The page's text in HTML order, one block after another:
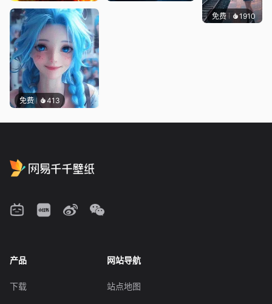
免费 413
免费 1910辰东
产品
下载
网站导航
站点地图